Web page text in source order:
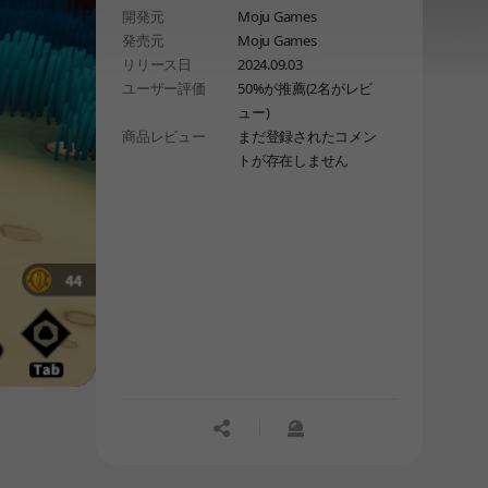
開発元
Moju Games
発売元
Moju Games
リリース日
2024.09.03
ユーザー評価
50%が推薦(2名がレビ
ュー)
商品レビュー
まだ登録されたコメン
トが存在しません
공유하기신고하기